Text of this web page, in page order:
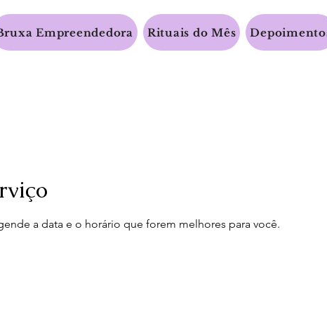
Empreendedora Rituais do Mês
a data e o horário que forem melhores para você.